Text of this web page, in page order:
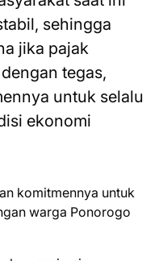
sehingga
jika pajak
tegas,
untuk selalu
ekonomi
komitmennya untuk
warga Ponorogo